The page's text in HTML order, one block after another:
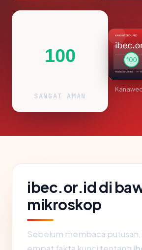
100
SANGAT AMAN
ibec.or.id di
mikroskop
Sebelum membaca